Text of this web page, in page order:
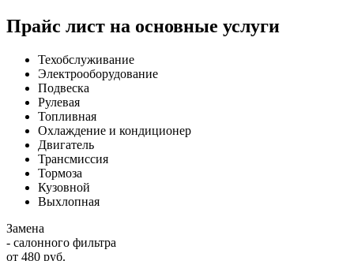
Прайс лист на основные услуги
Техобслуживание
Электрооборудование
Подвеска
Рулевая
Топливная
Охлаждение и кондиционер
Двигатель
Трансмиссия
Тормоза
Кузовной
Выхлопная
Замена
- салонного фильтра
от 480 руб.